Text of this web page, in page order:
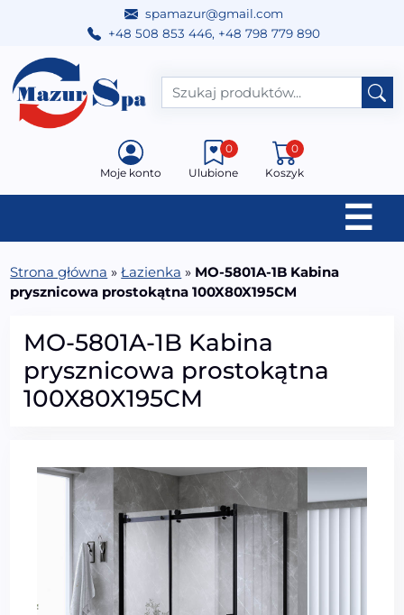
spamazur@gmail.com
+48 508 853 446, +48 798 779 890
Przejdź do treści
Main Navigation
Moje konto Ulubione
0
Koszyk
0
☰
Strona główna »Łazienka » MO-5801A-1B Kabina
prysznicowa prostokątna 100X80X195CM
MO-5801A-1B Kabina
prysznicowa prostokątna
100X80X195CM